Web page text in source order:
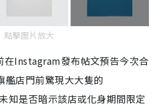
點擊圖片放大
在Instagram發布帖文預告今次合
艦店門前驚現大大隻的
知是否暗示該店或化身期間限定